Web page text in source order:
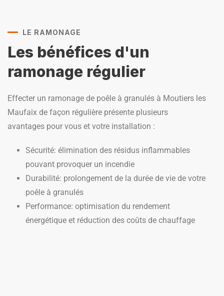
LE RAMONAGE
Les bénéfices d'un
ramonage régulier
Effecter un ramonage de poêle à granulés à Moutiers les
Maufaix de façon régulière présente plusieurs
avantages pour vous et votre installation :
Sécurité: élimination des résidus inflammables
pouvant provoquer un incendie
Durabilité: prolongement de la durée de vie de votre
poêle à granulés
Performance: optimisation du rendement
énergétique et réduction des coûts de chauffage